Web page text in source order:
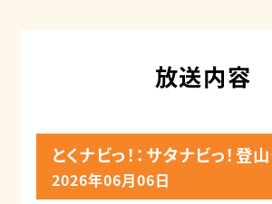
放送内容
とくナビっ！：サタナビっ！登
2026年06月06日